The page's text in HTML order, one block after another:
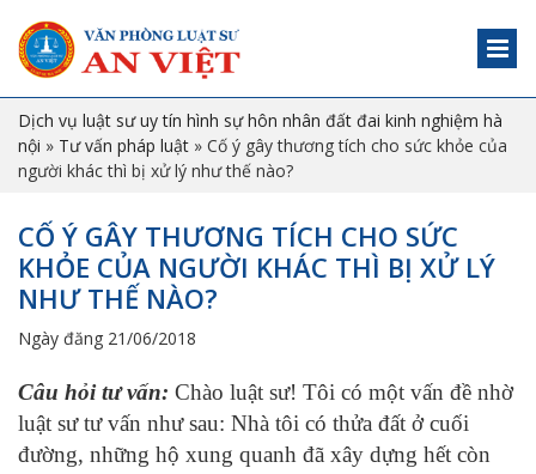
Dịch vụ luật sư uy tín hình sự hôn nhân đất đai kinh nghiệm hà
nội » Tư vấn pháp luật » Cố ý gây thương tích cho sức khỏe của
người khác thì bị xử lý như thế nào?
CỐ Ý GÂY THƯƠNG TÍCH CHO SỨC
KHỎE CỦA NGƯỜI KHÁC THÌ BỊ XỬ LÝ
NHƯ THẾ NÀO?
Ngày đăng 21/06/2018
Câu hỏi tư vấn: Chào luật sư! Tôi có một vấn đề nhờ
luật sư tư vấn như sau: Nhà tôi có thửa đất ở cuối
đường, những hộ xung quanh đã xây dựng hết còn